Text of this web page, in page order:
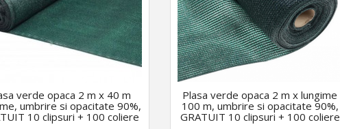
verde opaca 2 m x 40 m
umbrire si opacitate 90%,
10 clipsuri + 100 coliere
Plasa verde opaca 2 m x lungime
100 m, umbrire si opacitate 90%,
GRATUIT 10 clipsuri + 100 coliere